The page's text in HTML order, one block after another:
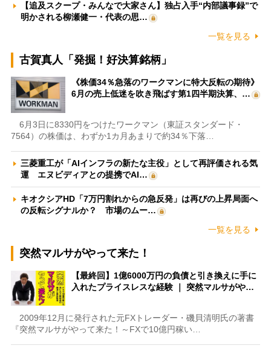
【追及スクープ・みんなで大家さん】独占入手“内部議事録”で
明かされる柳瀬健一・代表の思…
一覧を見る
古賀真人「発掘！好決算銘柄」
《株価34％急落のワークマンに特大反転の期待》
6月の売上低迷を吹き飛ばす第1四半期決算、…
6月3日に8330円をつけたワークマン（東証スタンダード・
7564）の株価は、わずか1カ月あまりで約34％下落…
三菱重工が「AIインフラの新たな主役」として再評価される気
運 エヌビディアとの提携でAI…
キオクシアHD「7万円割れからの急反発」は再びの上昇局面へ
の反転シグナルか？ 市場のムー…
一覧を見る
突然マルサがやって来た！
【最終回】1億6000万円の負債と引き換えに手に
入れたプライスレスな経験 ｜ 突然マルサがや…
2009年12月に発行された元FXトレーダー・磯貝清明氏の著書
『突然マルサがやって来た！～FXで10億円稼い…